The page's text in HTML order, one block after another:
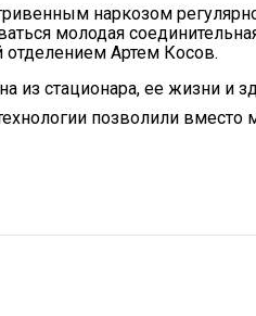
наркозом
молодая
Артем Косов.
из стационара, ее жизни и
позволили